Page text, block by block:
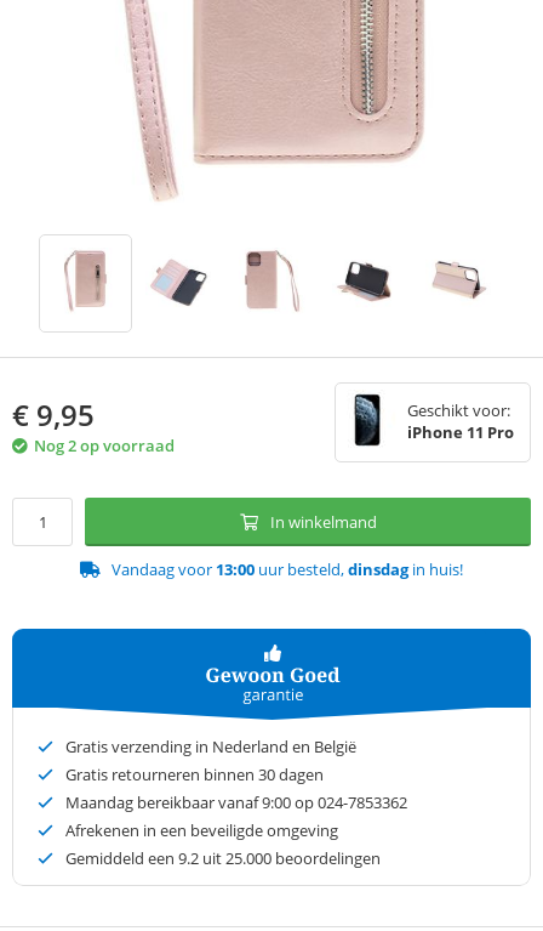
€ 9,95
Nog 2 op voorraad
Geschikt voor:
iPhone 11 Pro
In winkelmand
Vandaag voor 13:00 uur besteld,dinsdagin huis!
Gratis verzending in Nederland en België
Gratis retourneren binnen 30 dagen
Maandag bereikbaar vanaf 9:00 op 024-7853362
Afrekenen in een beveiligde omgeving
Gemiddeld een 9.2 uit 25.000 beoordelingen